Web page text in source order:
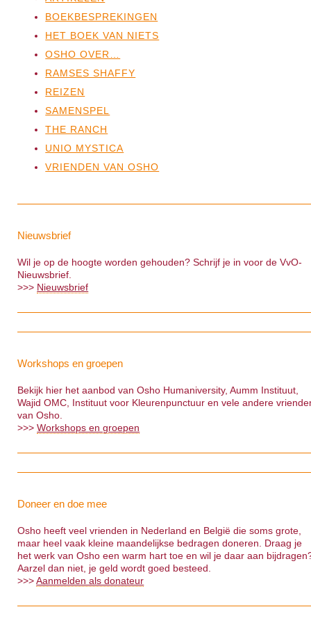
BOEKBESPREKINGEN
HET BOEK VAN NIETS
OSHO OVER…
RAMSES SHAFFY
REIZEN
SAMENSPEL
THE RANCH
UNIO MYSTICA
VRIENDEN VAN OSHO
Nieuwsbrief
Wil je op de hoogte worden gehouden? Schrijf je in voor de VvO-
Nieuwsbrief.
>>> Nieuwsbrief
Workshops en groepen
Bekijk hier het aanbod van Osho Humaniversity, Aumm Instituut,
Wajid OMC, Instituut voor Kleurenpunctuur en vele andere
van Osho.
>>>Workshops en groepen
Doneer en doe mee
Osho heeft veel vrienden in Nederland en België die soms grote,
maar heel vaak kleine maandelijkse bedragen doneren. Draag je
het werk van Osho een warm hart toe en wil je daar aan
Aarzel dan niet, je geld wordt goed besteed.
>>>Aanmelden als donateur